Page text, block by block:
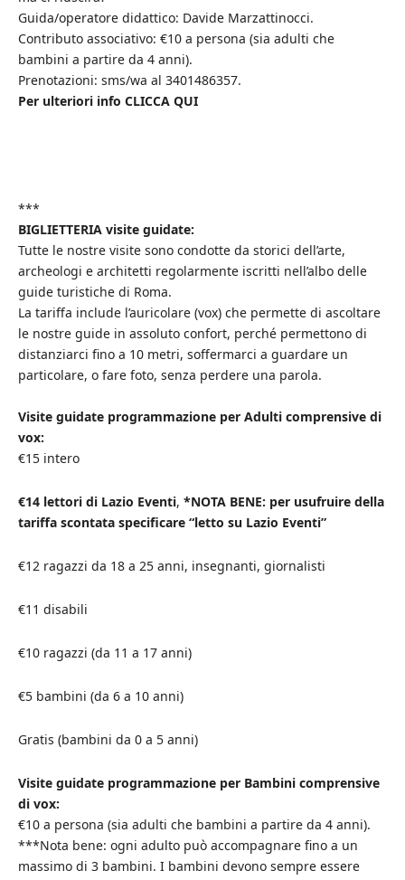
Guida/operatore didattico: Davide Marzattinocci.
Contributo associativo: €10 a persona (sia adulti che
bambini a partire da 4 anni).
Prenotazioni: sms/wa al 3401486357.
Per ulteriori info CLICCA QUI
***
BIGLIETTERIA visite guidate:
Tutte le nostre visite sono condotte da storici dell’arte,
archeologi e architetti regolarmente iscritti nell’albo delle
guide turistiche di Roma.
La tariffa include l’auricolare (vox) che permette di ascoltare
le nostre guide in assoluto confort, perché permettono di
distanziarci fino a 10 metri, soffermarci a guardare un
particolare, o fare foto, senza perdere una parola.
Visite guidate programmazione per Adulti comprensive di
vox:
€15 intero
€14 lettori di Lazio Eventi, *NOTA BENE: per usufruire della
tariffa scontata specificare “letto su Lazio Eventi”
€12 ragazzi da 18 a 25 anni, insegnanti, giornalisti
€11 disabili
€10 ragazzi (da 11 a 17 anni)
€5 bambini (da 6 a 10 anni)
Gratis (bambini da 0 a 5 anni)
Visite guidate programmazione per Bambini comprensive
di vox:
€10 a persona (sia adulti che bambini a partire da 4 anni).
***Nota bene: ogni adulto può accompagnare fino a un
massimo di 3 bambini. I bambini devono sempre essere